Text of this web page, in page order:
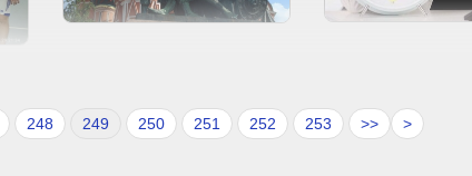
248 249 250 251 252 253 >
>>